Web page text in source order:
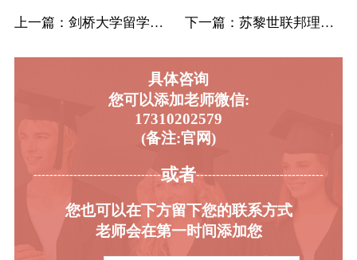
上一篇 ：剑桥大学留学生劝退申诉流程及时间是怎样的… 下一篇 ：苏黎世联邦理工学院留学生申诉机构的申诉流…
具体咨询
您可以添加老师微信:
17310202579
(备注:官网)
或者
您也可以在下方留下您的联系方式
老师会在第一时间添加您